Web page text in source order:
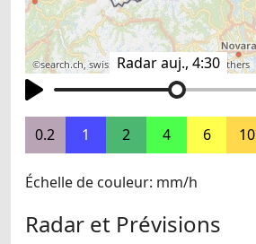
Radar auj., 4:30
©search.ch,swisstopo,OpenStreetMap,others
0.2 1 2 4 6 10
Échelle de couleur: mm/h
Radar et Prévisions